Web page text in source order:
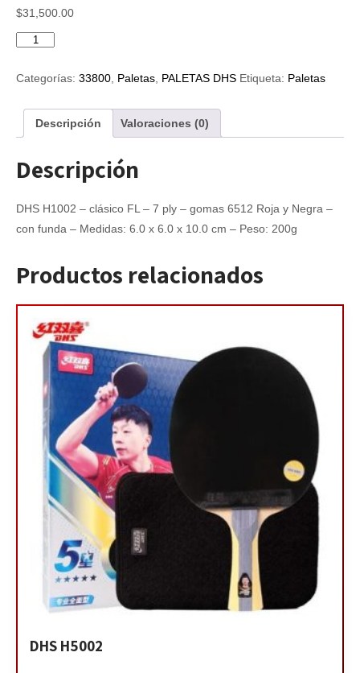
$31,500.00
DHS
cantidad
Categorías: 33800, Paletas, PALETAS DHS Etiqueta: Paletas
Descripción Valoraciones (0)
Descripción
DHS H1002 – clásico FL – 7 ply – gomas 6512 Roja y Negra –
con funda – Medidas: 6.0 x 6.0 x 10.0 cm – Peso: 200g
Productos relacionados
DHS H5002